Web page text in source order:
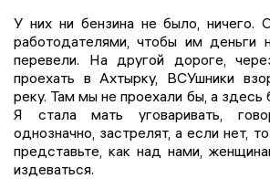
У них ни бензина не было, ничего.
работодателями, чтобы им деньги
перевели. На другой дороге,
проехать в Ахтырку, ВСУшники
реку. Там мы не проехали бы, а здесь
Я стала мать уговаривать,
однозначно, застрелят, а если нет,
представьте, как над нами,
издеваться.